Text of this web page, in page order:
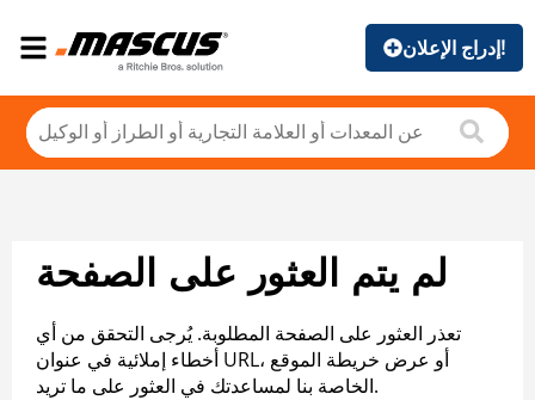
إدراج الإعلان!
لم يتم العثور على الصفحة
تعذر العثور على الصفحة المطلوبة. يُرجى التحقق من أي
أخطاء إملائية في عنوان URL، أو عرض خريطة الموقع
الخاصة بنا لمساعدتك في العثور على ما تريد.